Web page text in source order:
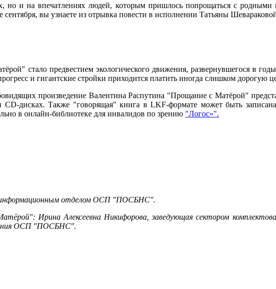
и на впечатлениях людей, которым пришлось попрощаться с родными
вы узнаете из отрывка повести в исполнении Татьяны
стало предвестием экологического движения, развернувшегося в
и гигантские стройки приходится платить иногда слишком дорогую
произведение Валентина Распутина "Прощание с Матёрой"
дисках. Также "говорящая" книга в LKF-формате может быть
в онлайн-библиотеке для инвалидов по зрению "Логос»".
отделом ОСП "ПОСБНС".
Ирина Алексеевна Никифорова, заведующая сектором
ОСП "ПОСБНС".